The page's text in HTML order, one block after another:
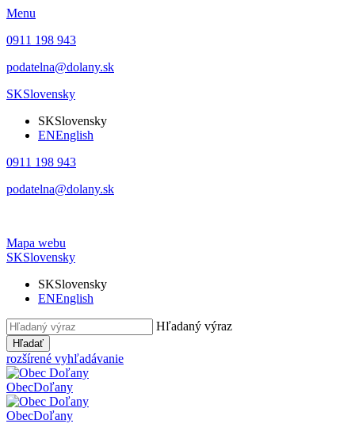
Menu
0911 198 943
podatelna@dolany.sk
SKSlovensky
SKSlovensky
ENEnglish
0911 198 943
podatelna@dolany.sk
Mapa webu
SKSlovensky
SKSlovensky
ENEnglish
Hľadaný výraz
Hľadať
rozšírené vyhľadávanie
ObecDoľany
ObecDoľany